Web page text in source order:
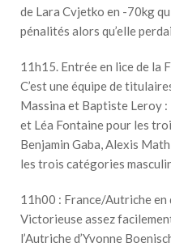
de Lara Cvjetko en -70kg
pénalités alors qu’elle
11h15. Entrée en lice de la
C’est une équipe de
Massina et Baptiste Leroy
et Léa Fontaine pour les
Benjamin Gaba, Alexis
les trois catégories
11h00 : France/Autriche en
Victorieuse assez
l’Autriche d’Yvonne